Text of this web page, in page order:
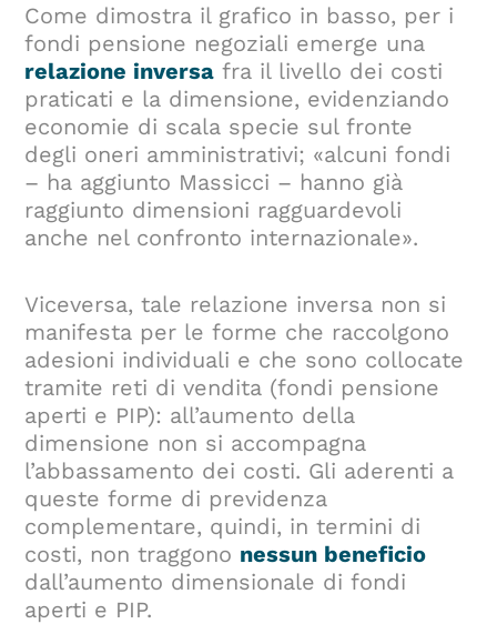
Come dimostra il grafico in basso, per i
fondi pensione negoziali emerge una
relazione inversa fra il livello dei costi
praticati e la dimensione, evidenziando
economie di scala specie sul fronte
degli oneri amministrativi; «alcuni fondi
– ha aggiunto Massicci – hanno già
raggiunto dimensioni ragguardevoli
anche nel confronto internazionale».
Viceversa, tale relazione inversa non si
manifesta per le forme che raccolgono
adesioni individuali e che sono collocate
tramite reti di vendita (fondi pensione
aperti e PIP): all’aumento della
dimensione non si accompagna
l’abbassamento dei costi. Gli aderenti a
queste forme di previdenza
complementare, quindi, in termini di
costi, non traggono nessun beneficio
dall’aumento dimensionale di fondi
aperti e PIP.